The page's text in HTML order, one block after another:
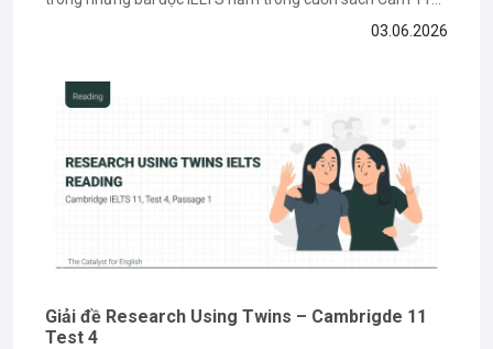
về chủ đề lịch sử và môi trường, đòi hỏi bạn phải có kỹ năng
03.06.2026
Giải đề Research Using Twins – Cambrigde 11
Test 4